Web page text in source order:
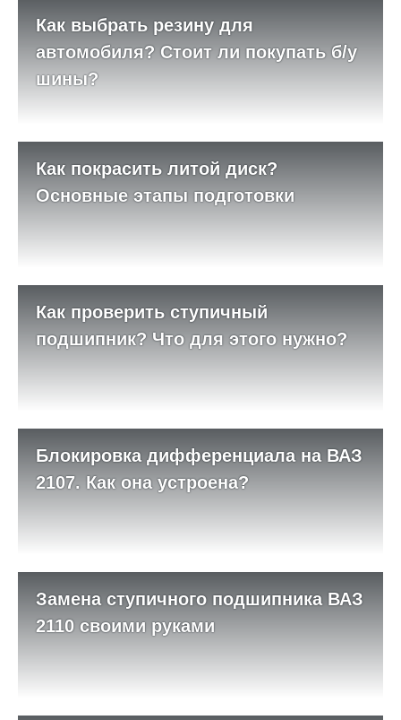
Как выбрать резину для
автомобиля? Стоит ли покупать б/у
шины?
Как покрасить литой диск?
Основные этапы подготовки
Как проверить ступичный
подшипник? Что для этого нужно?
Блокировка дифференциала на ВАЗ
2107. Как она устроена?
Замена ступичного подшипника ВАЗ
2110 своими руками